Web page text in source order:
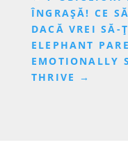
ÎNGRAȘĂ! CE
DACĂ VREI
ELEPHANT
EMOTIONALLY
THRIVE →